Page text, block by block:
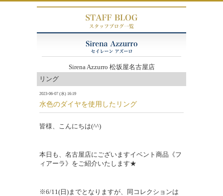
Sirena Azzurro 松坂屋名古屋店
リング
2023-06-07 (水) 16:19
水色のダイヤを使用したリング
皆様、こんにちは(^^)
本日も、名古屋店にございますイベント商品《フ
ィアーラ》をご紹介いたします★
※6/11(日) までとなりますが、同コレクションは